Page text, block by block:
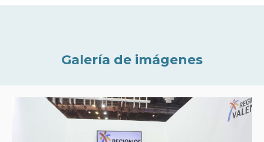
Galería de imágenes